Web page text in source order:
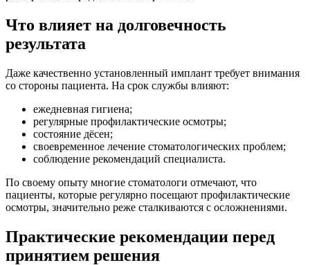
Что влияет на долговечность
результата
Даже качественно установленный имплант требует внимания
со стороны пациента. На срок службы влияют:
ежедневная гигиена;
регулярные профилактические осмотры;
состояние дёсен;
своевременное лечение стоматологических проблем;
соблюдение рекомендаций специалиста.
По своему опыту многие стоматологи отмечают, что
пациенты, которые регулярно посещают профилактические
осмотры, значительно реже сталкиваются с осложнениями.
Практические рекомендации перед
принятием решения